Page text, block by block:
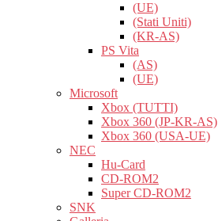
(UE)
(Stati Uniti)
(KR-AS)
PS Vita
(AS)
(UE)
Microsoft
Xbox (TUTTI)
Xbox 360 (JP-KR-AS)
Xbox 360 (USA-UE)
NEC
Hu-Card
CD-ROM2
Super CD-ROM2
SNK